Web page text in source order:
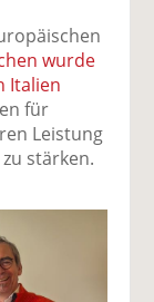
wurde
Italien
für
Leistung
stärken.